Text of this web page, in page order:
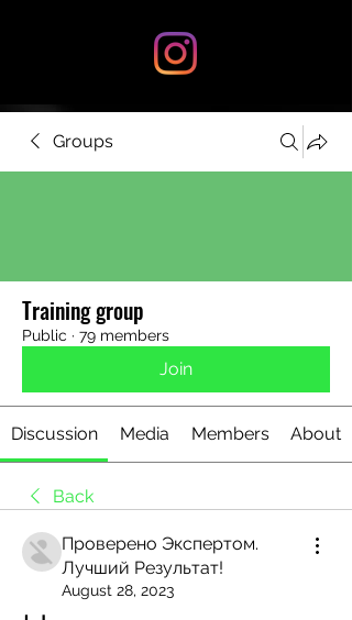
Groups
Training group
Public · 79 members
Join
Discussion Media Members About
Back
Проверено Экспертом.
Лучший Результат!
August 28, 2023